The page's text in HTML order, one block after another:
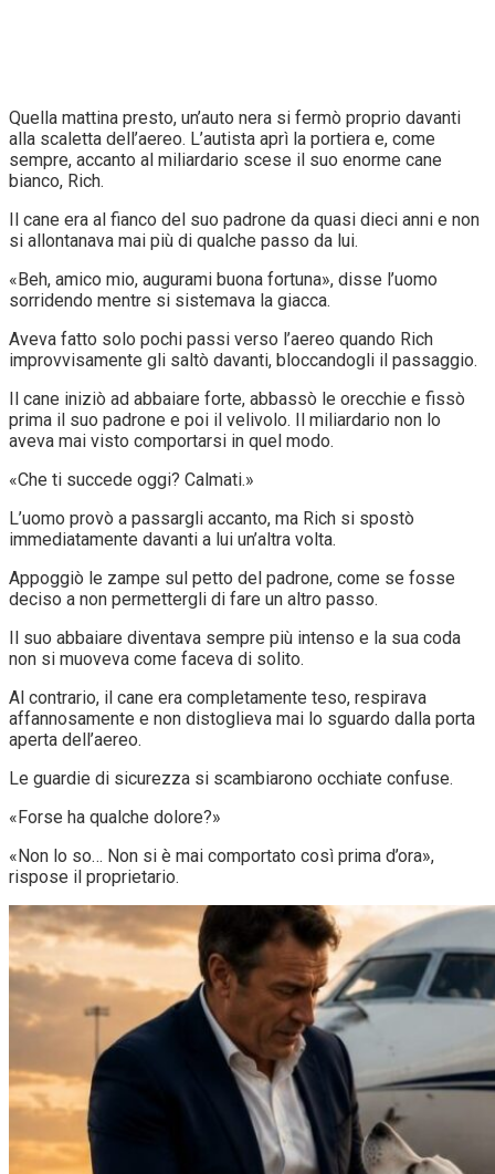
Quella mattina presto, un’auto nera si fermò proprio davanti
alla scaletta dell’aereo. L’autista aprì la portiera e, come
sempre, accanto al miliardario scese il suo enorme cane
bianco, Rich.
Il cane era al fianco del suo padrone da quasi dieci anni e non
si allontanava mai più di qualche passo da lui.
«Beh, amico mio, augurami buona fortuna», disse l’uomo
sorridendo mentre si sistemava la giacca.
Aveva fatto solo pochi passi verso l’aereo quando Rich
improvvisamente gli saltò davanti, bloccandogli il passaggio.
Il cane iniziò ad abbaiare forte, abbassò le orecchie e fissò
prima il suo padrone e poi il velivolo. Il miliardario non lo
aveva mai visto comportarsi in quel modo.
«Che ti succede oggi? Calmati.»
L’uomo provò a passargli accanto, ma Rich si spostò
immediatamente davanti a lui un’altra volta.
Appoggiò le zampe sul petto del padrone, come se fosse
deciso a non permettergli di fare un altro passo.
Il suo abbaiare diventava sempre più intenso e la sua coda
non si muoveva come faceva di solito.
Al contrario, il cane era completamente teso, respirava
affannosamente e non distoglieva mai lo sguardo dalla porta
aperta dell’aereo.
Le guardie di sicurezza si scambiarono occhiate confuse.
«Forse ha qualche dolore?»
«Non lo so… Non si è mai comportato così prima d’ora»,
rispose il proprietario.